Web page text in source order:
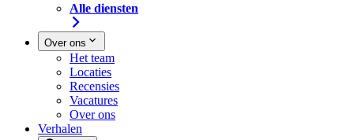
Alle diensten
Over ons
Het team
Locaties
Recensies
Vacatures
Over ons
Verhalen